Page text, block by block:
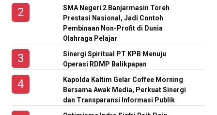
SMA Negeri 2 Banjarmasin Toreh
Prestasi Nasional, Jadi Contoh
Pembinaan Non-Profit di Dunia
Olahraga Pelajar
Sinergi Spiritual PT KPB Menuju
Operasi RDMP Balikpapan
Kapolda Kaltim Gelar Coffee Morning
Bersama Awak Media, Perkuat Sinergi
dan Transparansi Informasi Publik